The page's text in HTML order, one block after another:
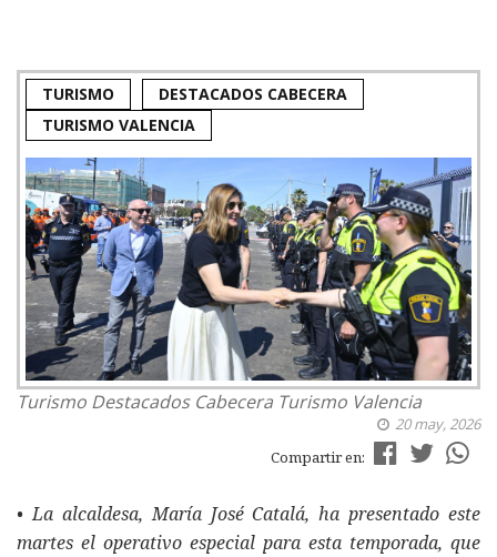
TURISMO
DESTACADOS CABECERA
TURISMO VALENCIA
Turismo Destacados Cabecera Turismo Valencia
20 may, 2026
Compartir en:
• La alcaldesa, María José Catalá, ha presentado este
martes el operativo especial para esta temporada, que